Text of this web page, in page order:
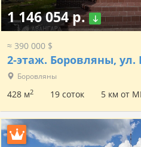
1 146 054 р.
≈ 390 000 $
2-этаж. Боровляны, ул.
Боровляны
428 м2 19 соток 5 км от